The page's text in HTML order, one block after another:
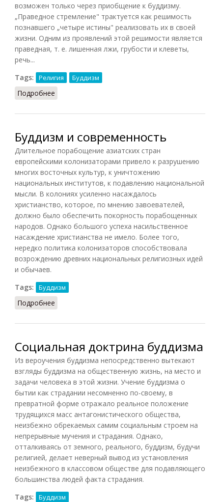
возможен только через приобщение к буддизму.
„Праведное стремление" трактуется как решимость
познавшего „четыре истины" реализовать их в своей
жизни. Одним из проявлений этой решимости является
праведная, т. е. лишенная лжи, грубости и клеветы,
речь...
Tags:
Религия Буддизм
Подробнее
Буддизм и современность
Длительное порабощение азиатских стран
европейскими колонизаторами привело к разрушению
многих восточных культур, к уничтожению
национальных институтов, к подавлению национальной
мысли. В колониях усиленно насаждалось
христианство, которое, по мнению завоевателей,
должно было обеспечить покорность порабощенных
народов. Однако большого успеха насильственное
насаждение христианства не имело. Более того,
нередко политика колонизаторов способствовала
возрождению древних национальных религиозных идей
и обычаев.
Tags:
Буддизм
Подробнее
Социальная доктрина буддизма
Из вероучения буддизма непосредственно вытекают
взгляды буддизма на общественную жизнь, на место и
задачи человека в этой жизни. Учение буддизма о
бытии как страдании несомненно по-своему, в
превратной форме отражало реальное положение
трудящихся масс антагонистического общества,
неизбежно обрекаемых самим социальным строем на
непрерывные мучения и страдания. Однако,
отталкиваясь от земного, реального, буддизм, будучи
религией, делает неверный вывод из установления
неизбежного в классовом обществе для подавляющего
большинства людей факта страдания.
Tags:
Буддизм